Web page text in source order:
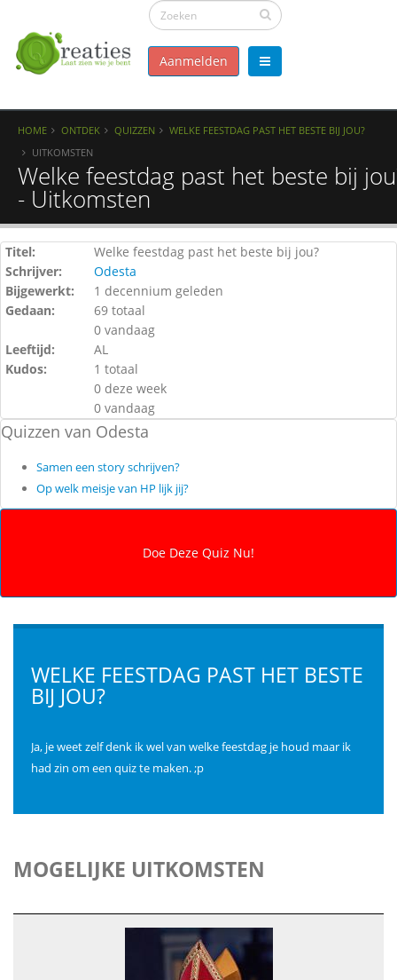
Aanmelden
HOME ONTDEK QUIZZEN
WELKE FEESTDAG PAST HET BESTE BIJ JOU?
UITKOMSTEN
Welke feestdag past het beste bij
- Uitkomsten
Titel:
Welke feestdag past het beste bij jou?
Schrijver:
Odesta
Bijgewerkt:
1 decennium geleden
Gedaan:
69 totaal
0 vandaag
Leeftijd:
AL
Kudos:
1 totaal
0 deze week
0 vandaag
Quizzen van Odesta
Samen een story schrijven?
Op welk meisje van HP lijk jij?
WELKE FEESTDAG PAST HET BESTE
BIJ JOU?
Ja, je weet zelf denk ik wel van welke feestdag je houd maar ik
had zin om een quiz te maken. ;p
MOGELIJKE UITKOMSTEN